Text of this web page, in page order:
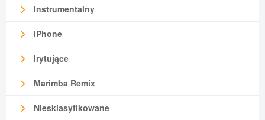
Instrumentalny
iPhone
Irytujące
Marimba Remix
Niesklasyfikowane